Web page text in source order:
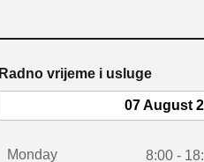
Radno vrijeme i usluge
07 August
Monday 8:00 -